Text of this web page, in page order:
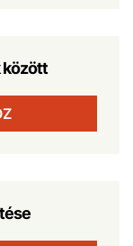
között